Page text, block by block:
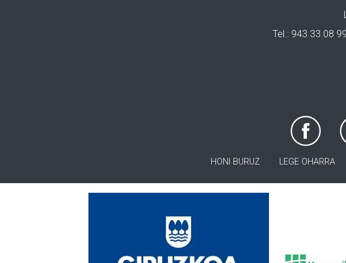
Tel.: 943 33 08
HONI BURUZ LEGE OHARRA